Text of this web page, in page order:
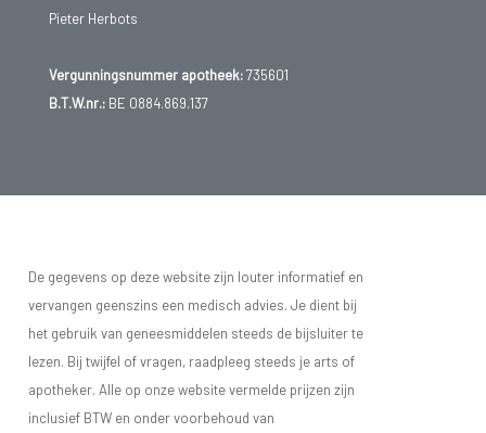
Pieter Herbots
Vergunningsnummer apotheek:735601
B.T.W.nr.:BE 0884.869.137
De gegevens op deze website zijn louter informatief en
vervangen geenszins een medisch advies. Je dient bij
het gebruik van geneesmiddelen steeds de bijsluiter te
lezen. Bij twijfel of vragen, raadpleeg steeds je arts of
apotheker. Alle op onze website vermelde prijzen zijn
inclusief BTW en onder voorbehoud van